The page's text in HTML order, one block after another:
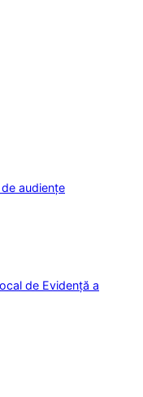
audiențe
de Evidență a